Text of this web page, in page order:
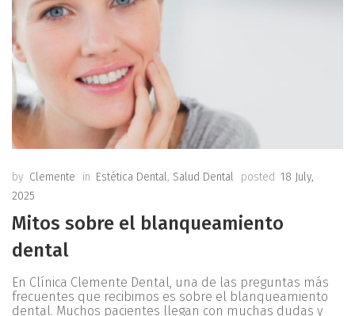
by Clemente in Estética Dental, Salud Dental posted 18 July,
2025
Mitos sobre el blanqueamiento
dental
En Clínica Clemente Dental, una de las preguntas más
frecuentes que recibimos es sobre el blanqueamiento
dental. Muchos pacientes llegan con muchas dudas y